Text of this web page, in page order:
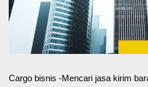
Cargo bisnis -Mencari jasa kirim